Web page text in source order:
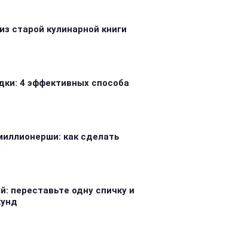
старой кулинарной книги
4 эффективных способа
как сделать
переставьте одну спичку и